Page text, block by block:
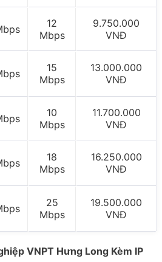
12
Mbps
9.750.000
VNĐ
15
Mbps
13.000.000
VNĐ
10
Mbps
11.700.000
VNĐ
18
Mbps
16.250.000
VNĐ
25
Mbps
19.500.000
VNĐ
VNPT Hưng Long Kèm IP